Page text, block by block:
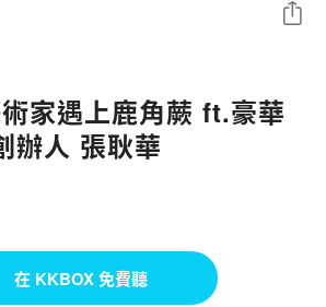
家遇上鹿角蕨 ft.豪華
辦人 張耿華
分享
在 KKBOX 免費聽